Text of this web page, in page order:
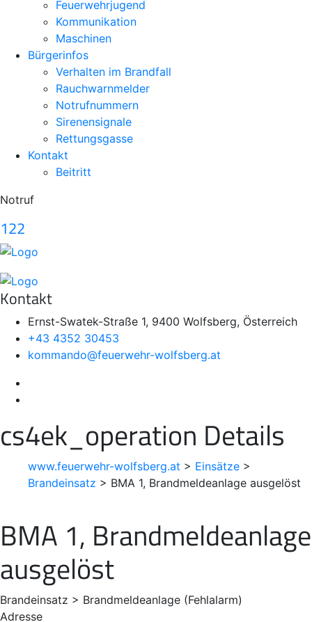
Feuerwehrjugend
Kommunikation
Maschinen
Bürgerinfos
Verhalten im Brandfall
Rauchwarnmelder
Notrufnummern
Sirenensignale
Rettungsgasse
Kontakt
Beitritt
Notruf
122
Kontakt
Ernst-Swatek-Straße 1, 9400 Wolfsberg, Österreich
+43 4352 30453
kommando@feuerwehr-wolfsberg.at
cs4ek_operation Details
www.feuerwehr-wolfsberg.at > Einsätze >
Brandeinsatz > BMA 1, Brandmeldeanlage ausgelöst
BMA 1, Brandmeldeanlage
ausgelöst
Brandeinsatz > Brandmeldeanlage (Fehlalarm)
Adresse